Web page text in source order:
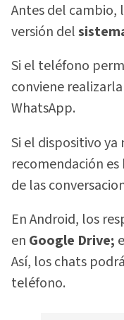
Antes del cambio,
versión del
Si el teléfono
conviene
WhatsApp.
Si el dispositivo ya
recomendación
de las
En Android, los
en Google Drive;
Así, los chats
teléfono.